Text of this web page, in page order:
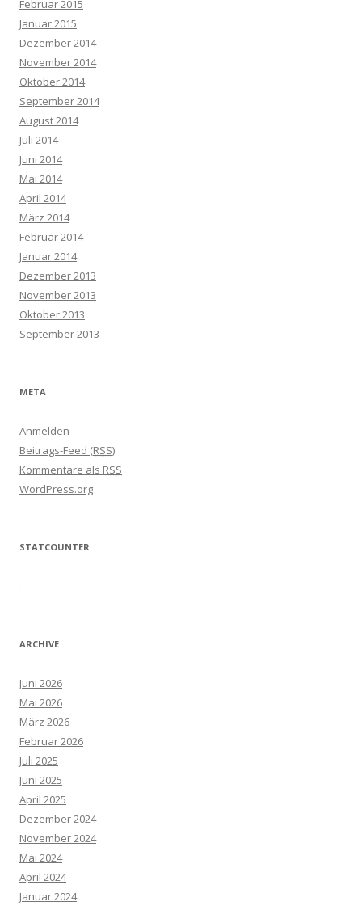
Februar 2015
Januar 2015
Dezember 2014
November 2014
Oktober 2014
September 2014
August 2014
Juli 2014
Juni 2014
Mai 2014
April 2014
März 2014
Februar 2014
Januar 2014
Dezember 2013
November 2013
Oktober 2013
September 2013
META
Anmelden
Beitrags-Feed (RSS)
Kommentare als RSS
WordPress.org
STATCOUNTER
ARCHIVE
Juni 2026
Mai 2026
März 2026
Februar 2026
Juli 2025
Juni 2025
April 2025
Dezember 2024
November 2024
Mai 2024
April 2024
Januar 2024